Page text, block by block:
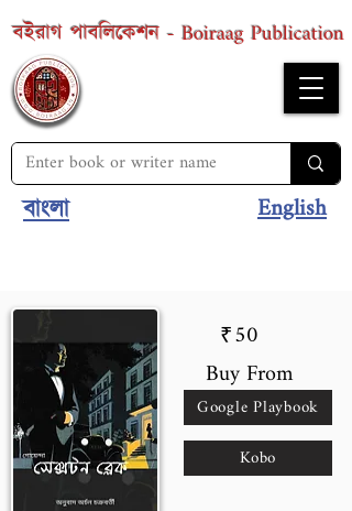
বইরাগ পাবলিকেশন - Boiraag Publication
বাংলা English
50
₹
Buy From
Google Playbook
Kobo